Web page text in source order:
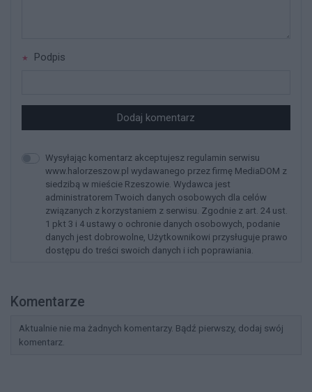
Podpis
Dodaj komentarz
Wysyłając komentarz akceptujesz regulamin serwisu
www.halorzeszow.pl wydawanego przez firmę MediaDOM z
siedzibą w mieście Rzeszowie. Wydawca jest
administratorem Twoich danych osobowych dla celów
związanych z korzystaniem z serwisu. Zgodnie z art. 24 ust.
1 pkt 3 i 4 ustawy o ochronie danych osobowych, podanie
danych jest dobrowolne, Użytkownikowi przysługuje prawo
dostępu do treści swoich danych i ich poprawiania.
Komentarze
Aktualnie nie ma żadnych komentarzy. Bądź pierwszy, dodaj swój
komentarz.